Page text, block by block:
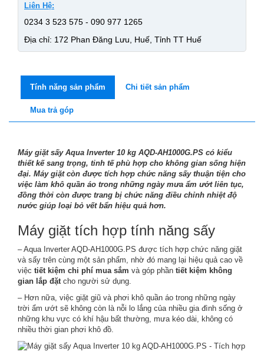
Liên Hệ:
0234 3 523 575 - 090 977 1265
Địa chỉ: 172 Phan Đăng Lưu, Huế, Tỉnh TT Huế
Tính năng sản phẩm Chi tiết sản phẩm
Mua trả góp
Máy giặt sấy Aqua Inverter 10 kg AQD-AH1000G.PS có kiểu
thiết kế sang trọng, tinh tế phù hợp cho không gian sống hiện
đại. Máy giặt còn được tích hợp chức năng sấy thuận tiện cho
việc làm khô quần áo trong những ngày mưa ẩm ướt liên tục,
đồng thời còn được trang bị chức năng điều chỉnh nhiệt độ
nước giúp loại bỏ vết bẩn hiệu quả hơn.
Máy giặt tích hợp tính năng sấy
– Aqua Inverter AQD-AH1000G.PS được tích hợp chức năng giặt
và sấy trên cùng một sản phẩm, nhờ đó mang lại hiệu quả cao về
việc tiết kiệm chi phí mua sắm và góp phần tiết kiệm không
gian lắp đặtcho người sử dụng.
– Hơn nữa, việc giặt giũ và phơi khô quần áo trong những ngày
trời ẩm ướt sẽ không còn là nỗi lo lắng của nhiều gia đình sống ở
những khu vực có khí hậu bất thường, mưa kéo dài, không có
nhiều thời gian phơi khô đồ.